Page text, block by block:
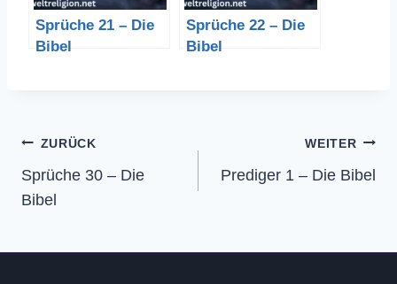
Sprüche 21 – Die
Bibel
Sprüche 22 – Die
Bibel
Beitragsnavigation
ZURÜCK
Sprüche 30 – Die
Bibel
WEITER
Prediger 1 – Die Bibel